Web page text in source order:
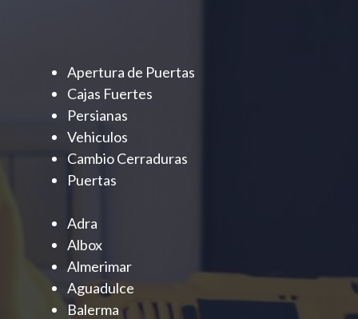
Apertura de Puertas
Cajas Fuertes
Persianas
Vehiculos
Cambio Cerraduras
Puertas
Adra
Albox
Almerimar
Aguadulce
Balerma